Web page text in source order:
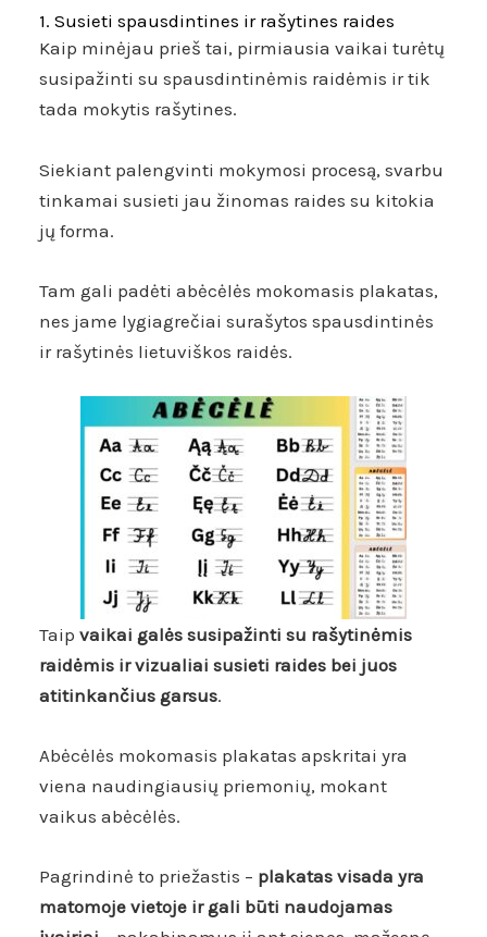
1. Susieti spausdintines ir rašytines raides
Kaip minėjau prieš tai, pirmiausia vaikai turėtų
susipažinti su spausdintinėmis raidėmis ir tik
tada mokytis rašytines.
Siekiant palengvinti mokymosi procesą, svarbu
tinkamai susieti jau žinomas raides su kitokia
jų forma.
Tam gali padėti abėcėlės mokomasis plakatas,
nes jame lygiagrečiai surašytos spausdintinės
ir rašytinės lietuviškos raidės.
Taipvaikai galės susipažinti su rašytinėmis
raidėmis ir vizualiai susieti raides bei juos
atitinkančius garsus.
Abėcėlės mokomasis plakatas apskritai yra
viena naudingiausių priemonių, mokant
vaikus abėcėlės.
Pagrindinė to priežastis – plakatas visada yra
matomoje vietoje ir gali būti naudojamas